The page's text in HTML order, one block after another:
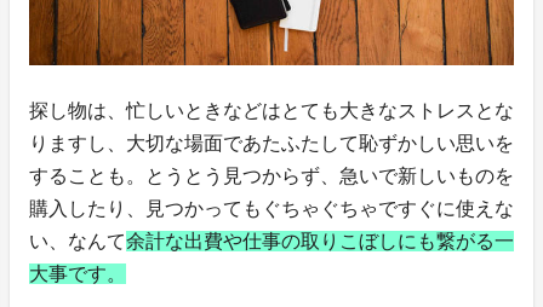
探し物は、忙しいときなどはとても大きなストレスとな
りますし、大切な場面であたふたして恥ずかしい思いを
することも。とうとう見つからず、急いで新しいものを
購入したり、見つかってもぐちゃぐちゃですぐに使えな
い、なんて余計な出費や仕事の取りこぼしにも繋がる一
大事です。